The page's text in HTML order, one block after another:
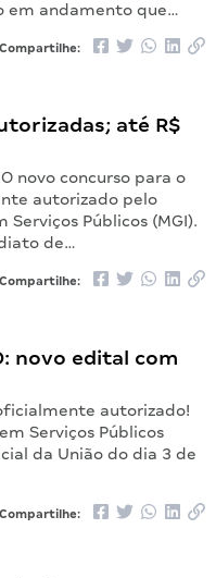
em andamento que…
Compartilhe:
até R$
novo concurso para o
autorizado pelo
Públicos (MGI).
de…
Compartilhe:
novo edital com
autorizado!
Serviços Públicos
da União do dia 3 de
Compartilhe: